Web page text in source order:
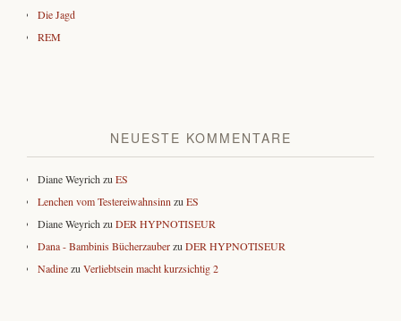
Die Jagd
REM
NEUESTE KOMMENTARE
Diane Weyrich zu ES
Lenchen vom Testereiwahnsinn zu ES
Diane Weyrich zu DER HYPNOTISEUR
Dana - Bambinis Bücherzauberzu DER HYPNOTISEUR
Nadinezu Verliebtsein macht kurzsichtig 2